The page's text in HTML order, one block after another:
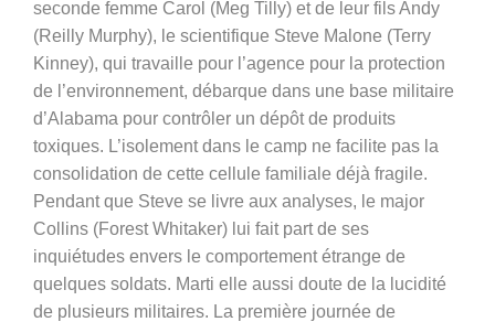
seconde femme Carol (Meg Tilly) et de leur fils Andy
(Reilly Murphy), le scientifique Steve Malone (Terry
Kinney), qui travaille pour l’agence pour la protection
de l’environnement, débarque dans une base militaire
d’Alabama pour contrôler un dépôt de produits
toxiques. L’isolement dans le camp ne facilite pas la
consolidation de cette cellule familiale déjà fragile.
Pendant que Steve se livre aux analyses, le major
Collins (Forest Whitaker) lui fait part de ses
inquiétudes envers le comportement étrange de
quelques soldats. Marti elle aussi doute de la lucidité
de plusieurs militaires. La première journée de